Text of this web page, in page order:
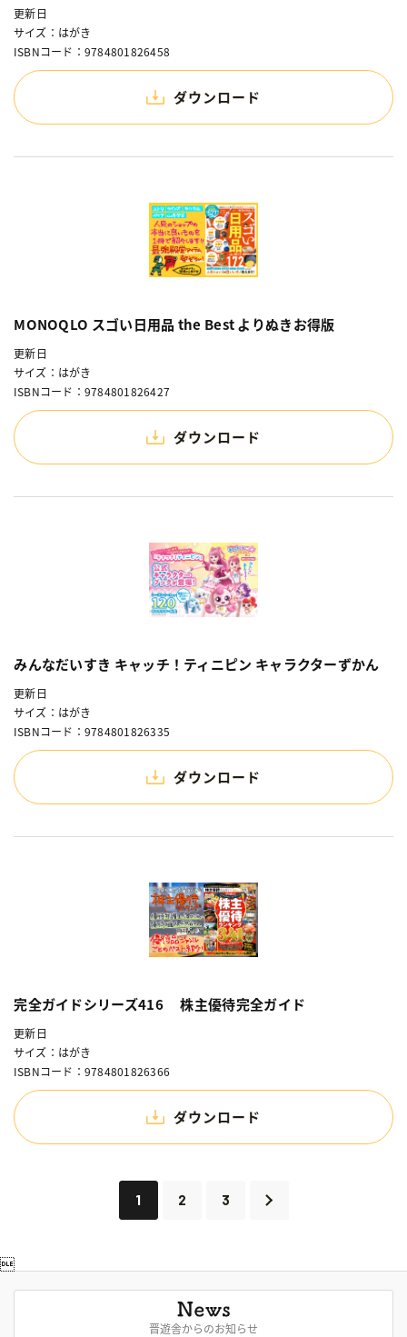
更新日
サイズ：はがき
ISBNコード：9784801826458
ダウンロード
MONOQLO スゴい日用品 the Best よりぬきお得版
更新日
サイズ：はがき
ISBNコード：9784801826427
ダウンロード
みんなだいすき キャッチ！ティニピン キャラクターずかん
更新日
サイズ：はがき
ISBNコード：9784801826335
ダウンロード
完全ガイドシリーズ416 株主優待完全ガイド
更新日
サイズ：はがき
ISBNコード：9784801826366
ダウンロード
1 2 3

晋遊舎からのお知らせ